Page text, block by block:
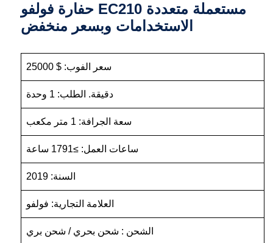
حفارة فولفو EC210 مستعملة متعددة
الاستخدامات وبسعر منخفض
سعر الفوب: $ 25000
دقيقة. الطلب: 1 وحدة
سعة الجرافة: 1 متر مكعب
ساعات العمل: ≥1791 ساعة
السنة: 2019
العلامة التجارية: فولفو
الشحن : شحن بحري / شحن بري